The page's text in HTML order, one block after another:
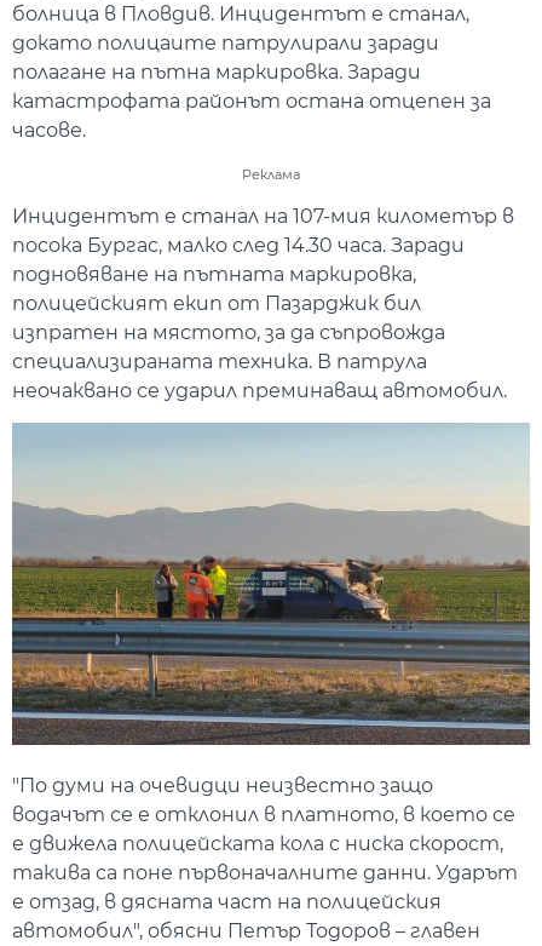
болница в Пловдив. Инцидентът е станал,
докато полицаите патрулирали заради
полагане на пътна маркировка. Заради
катастрофата районът остана отцепен за
часове.
Реклама
Инцидентът е станал на 107-мия километър в
посока Бургас, малко след 14.30 часа. Заради
подновяване на пътната маркировка,
полицейският екип от Пазарджик бил
изпратен на мястото, за да съпровожда
специализираната техника. В патрула
неочаквано се ударил преминаващ автомобил.
"По думи на очевидци неизвестно защо
водачът се е отклонил в платното, в което се
е движела полицейската кола с ниска скорост,
такива са поне първоначалните данни. Ударът
е отзад, в дясната част на полицейския
автомобил", обясни Петър Тодоров – главен